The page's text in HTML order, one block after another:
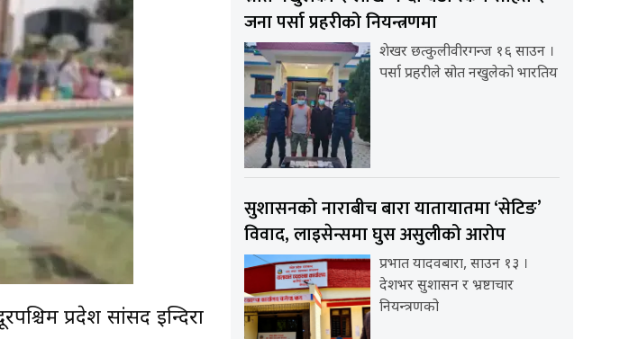
प्रदेश सांसद इन्दिरा
जना पर्सा प्रहरीको नियन्त्रणमा
शेखर छत्कुलीवीरगन्ज १६ साउन ।
पर्सा प्रहरीले स्रोत नखुलेको भारतिय
सुशासनको नाराबीच बारा यातायातमा ‘सेटिङ’
विवाद, लाइसेन्समा घुस असुलीको आरोप
प्रभात यादवबारा, साउन १३ ।
देशभर सुशासन र भ्रष्टाचार
नियन्त्रणको